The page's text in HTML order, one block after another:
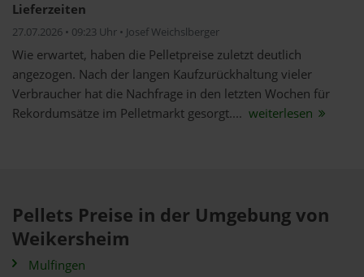
Lieferzeiten
27.07.2026 • 09:23 Uhr • Josef Weichslberger
Wie erwartet, haben die Pelletpreise zuletzt deutlich
angezogen. Nach der langen Kaufzurückhaltung vieler
Verbraucher hat die Nachfrage in den letzten Wochen für
Rekordumsätze im Pelletmarkt gesorgt.... weiterlesen
Pellets Preise in der Umgebung von
Weikersheim
Mulfingen